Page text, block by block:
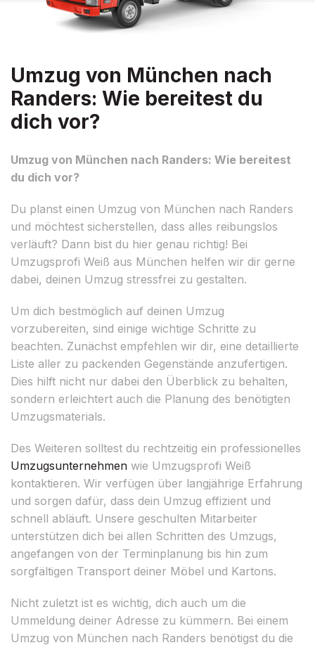
Umzug von München nach
Randers: Wie bereitest du
dich vor?
Umzug von München nach Randers: Wie bereitest
du dich vor?
Du planst einen Umzug von München nach Randers
und möchtest sicherstellen, dass alles reibungslos
verläuft? Dann bist du hier genau richtig! Bei
Umzugsprofi Weiß aus München helfen wir dir gerne
dabei, deinen Umzug stressfrei zu gestalten.
Um dich bestmöglich auf deinen Umzug
vorzubereiten, sind einige wichtige Schritte zu
beachten. Zunächst empfehlen wir dir, eine detaillierte
Liste aller zu packenden Gegenstände anzufertigen.
Dies hilft nicht nur dabei den Überblick zu behalten,
sondern erleichtert auch die Planung des benötigten
Umzugsmaterials.
Des Weiteren solltest du rechtzeitig ein professionelles
Umzugsunternehmen wie Umzugsprofi Weiß
kontaktieren. Wir verfügen über langjährige Erfahrung
und sorgen dafür, dass dein Umzug effizient und
schnell abläuft. Unsere geschulten Mitarbeiter
unterstützen dich bei allen Schritten des Umzugs,
angefangen von der Terminplanung bis hin zum
sorgfältigen Transport deiner Möbel und Kartons.
Nicht zuletzt ist es wichtig, dich auch um die
Ummeldung deiner Adresse zu kümmern. Bei einem
Umzug von München nach Randers benötigst du die